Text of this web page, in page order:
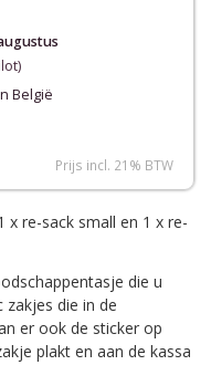
België
Prijs incl. 21% BTW
x re-sack small en 1 x re-
die u
zakjes die in de
er ook de sticker op
plakt en aan de kassa